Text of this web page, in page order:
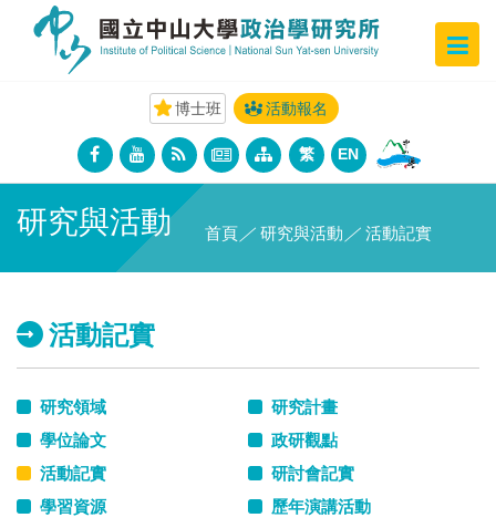
博士班 活動報名
繁 EN
研究與活動 首頁 ／ 研究與活動 ／ 活動記實
活動記實
研究領域
研究計畫
學位論文
政研觀點
活動記實
研討會記實
學習資源
歷年演講活動